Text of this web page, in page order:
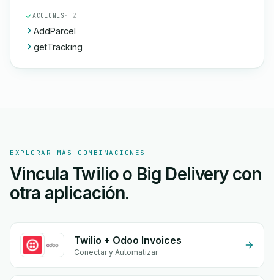
ACCIONES · 2
AddParcel
getTracking
EXPLORAR MÁS COMBINACIONES
Vincula Twilio o Big Delivery con
otra aplicación.
Twilio + Odoo Invoices
Conectar y Automatizar